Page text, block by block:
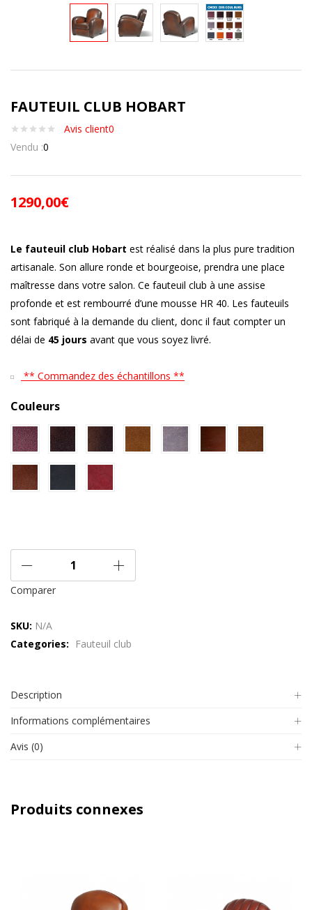
FAUTEUIL CLUB HOBART
Avis client0
Vendu :0
1290,00€
Le fauteuil club Hobart est réalisé dans la plus pure tradition
artisanale. Son allure ronde et bourgeoise, prendra une place
maîtresse dans votre salon. Ce fauteuil club à une assise
profonde et est rembourré d’une mousse HR 40. Les fauteuils
sont fabriqué à la demande du client, donc il faut compter un
délai de 45 jours avant que vous soyez livré.
** Commandez des échantillons **
Couleurs
Comparer
SKU: N/A
Categories:
Fauteuil club
Description
Informations complémentaires
Avis (0)
Produits connexes